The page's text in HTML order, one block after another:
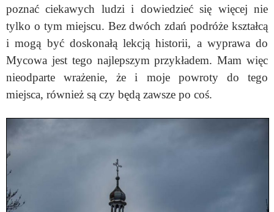
poznać ciekawych ludzi i dowiedzieć się więcej nie
tylko o tym miejscu. Bez dwóch zdań podróże kształcą
i mogą być doskonałą lekcją historii, a wyprawa do
Mycowa jest tego najlepszym przykładem. Mam więc
nieodparte wrażenie, że i moje powroty do tego
miejsca, również są czy będą zawsze po coś.